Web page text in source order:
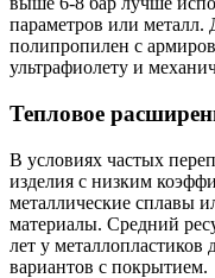
параметров или металл.
полипропилен с
ультрафиолету и
Тепловое
В условиях частых
изделия с низким
металлические сплавы
материалы. Средний
лет у
вариантов с покрытием.